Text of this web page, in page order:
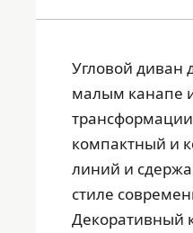
Угловой диван
малым канапе
компактный и
линий и
стиле
Декоративный